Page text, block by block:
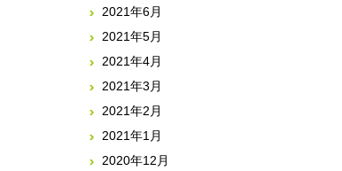
2021年6月
2021年5月
2021年4月
2021年3月
2021年2月
2021年1月
2020年12月